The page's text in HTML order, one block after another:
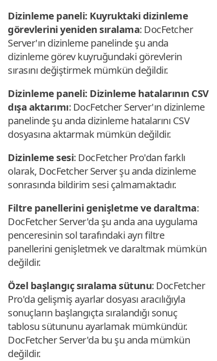
Dizinleme paneli: Kuyruktaki dizinleme
görevlerini yeniden sıralama: DocFetcher
Server'ın dizinleme panelinde şu anda
dizinleme görev kuyruğundaki görevlerin
sırasını değiştirmek mümkün değildir.
Dizinleme paneli: Dizinleme hatalarının CSV
dışa aktarımı: DocFetcher Server'ın dizinleme
panelinde şu anda dizinleme hatalarını CSV
dosyasına aktarmak mümkün değildir.
Dizinleme sesi: DocFetcher Pro'dan farklı
olarak, DocFetcher Server şu anda dizinleme
sonrasında bildirim sesi çalmamaktadır.
Filtre panellerini genişletme ve daraltma:
DocFetcher Server'da şu anda ana uygulama
penceresinin sol tarafındaki ayrı filtre
panellerini genişletmek ve daraltmak mümkün
değildir.
Özel başlangıç sıralama sütunu: DocFetcher
Pro'da gelişmiş ayarlar dosyası aracılığıyla
sonuçların başlangıçta sıralandığı sonuç
tablosu sütununu ayarlamak mümkündür.
DocFetcher Server'da bu şu anda mümkün
değildir.